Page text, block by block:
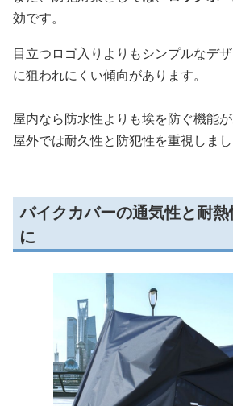
効です。
目立つロゴ入りよりもシンプルなデ
に狙われにくい傾向があります。
屋内なら防水性よりも埃を防ぐ機能が
屋外では耐久性と防犯性を重視しまし
バイクカバーの通気性と耐
に